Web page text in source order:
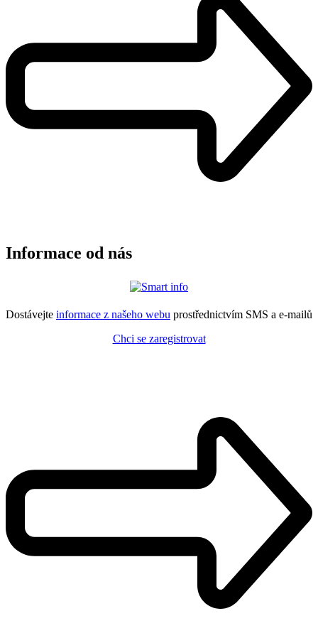
Informace od nás
Dostávejte informace z našeho webu prostřednictvím SMS a e-mailů
Chci se zaregistrovat